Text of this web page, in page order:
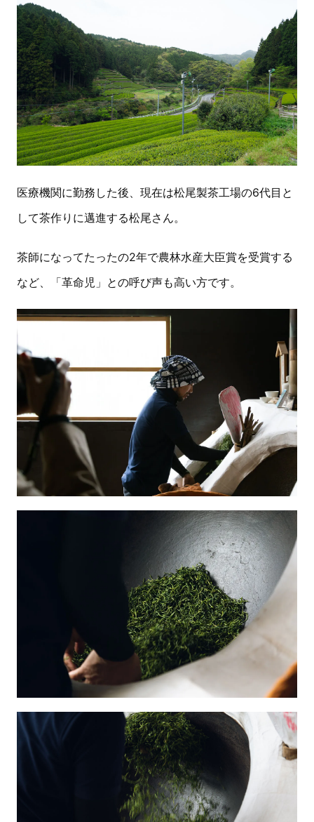
医療機関に勤務した後、現在は松尾製茶工場の6代目と
して茶作りに邁進する松尾さん。
茶師になってたったの2年で農林水産大臣賞を受賞する
など、「革命児」との呼び声も高い方です。